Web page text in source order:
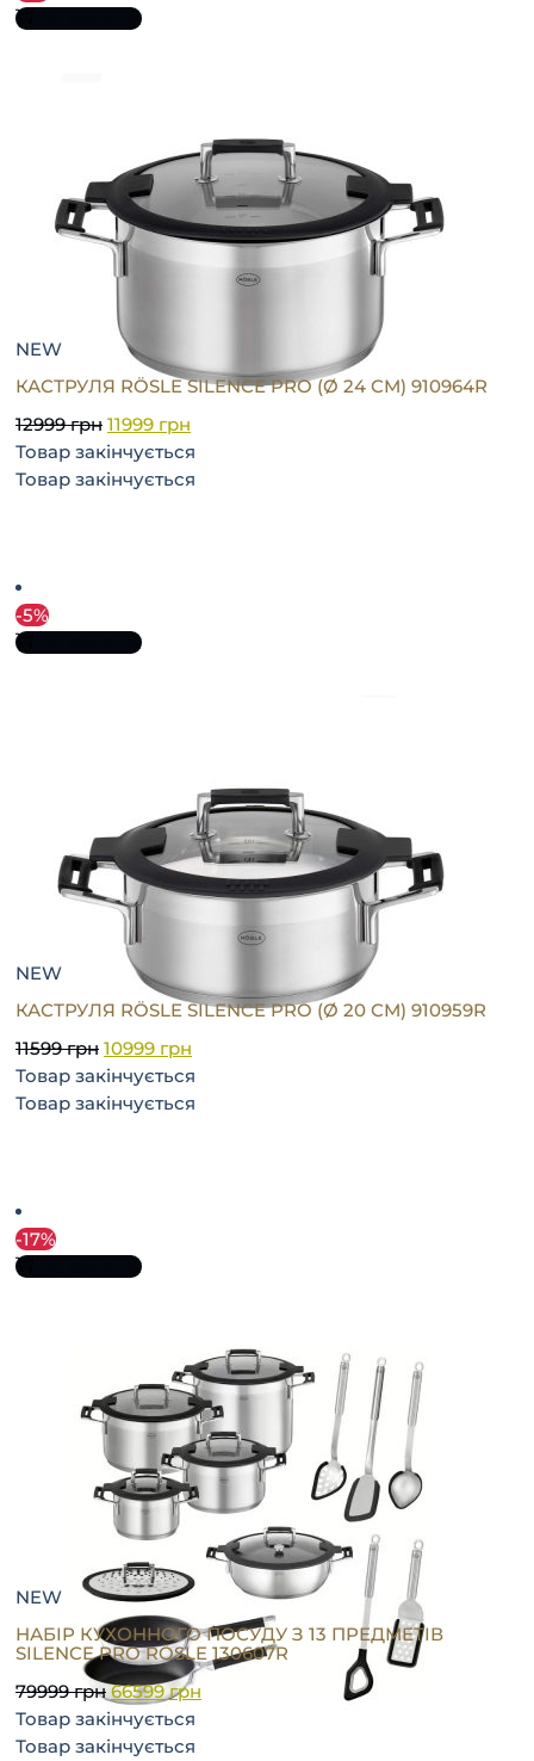
До кошика
NEW
КАСТРУЛЯ RÖSLE SILENCE PRO (Ø 24 СМ) 910964R
12999грн 11999 грн
Товар закінчується
Товар закінчується
-5%
До кошика
NEW
КАСТРУЛЯ RÖSLE SILENCE PRO (Ø 20 СМ) 910959R
11599грн 10999 грн
Товар закінчується
Товар закінчується
-17%
До кошика
NEW
НАБІР КУХОННОГО ПОСУДУ З 13 ПРЕДМЕТІВ
SILENCE PRO RÖSLE 130607R
79999грн 66599грн
Товар закінчується
Товар закінчується